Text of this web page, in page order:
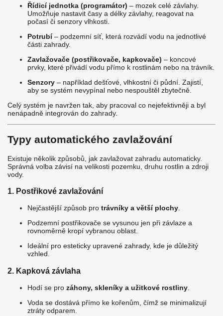
Řídicí jednotka (programátor) – mozek celé závlahy.
Umožňuje nastavit časy a délky závlahy, reagovat na
počasí či senzory vlhkosti.
Potrubí– podzemní síť, která rozvádí vodu na jednotlivé
části zahrady.
Zavlažovače (postřikovače, kapkovače) – koncové
prvky, které přivádí vodu přímo k rostlinám nebo na trávník.
Senzory – například dešťové, vlhkostní či půdní. Zajistí,
aby se systém nevypínal nebo nespouštěl zbytečně.
Celý systém je navržen tak, aby pracoval co nejefektivněji a byl
nenápadně integrován do zahrady.
Typy automatického zavlažování
Existuje několik způsobů, jak zavlažovat zahradu automaticky.
Správná volba závisí na velikosti pozemku, druhu rostlin a zdroji
vody.
1. Postřikové zavlažování
Nejčastější způsob pro trávníky a větší plochy.
Podzemní postřikovače se vysunou jen při závlaze a
rovnoměrně kropí vybranou oblast.
Ideální pro esteticky upravené zahrady, kde je důležitý
vzhled.
2. Kapková závlaha
Hodí se pro záhony, skleníky a užitkové rostliny
Voda se dostává přímo ke kořenům, čímž se minimalizují
ztráty odparem.